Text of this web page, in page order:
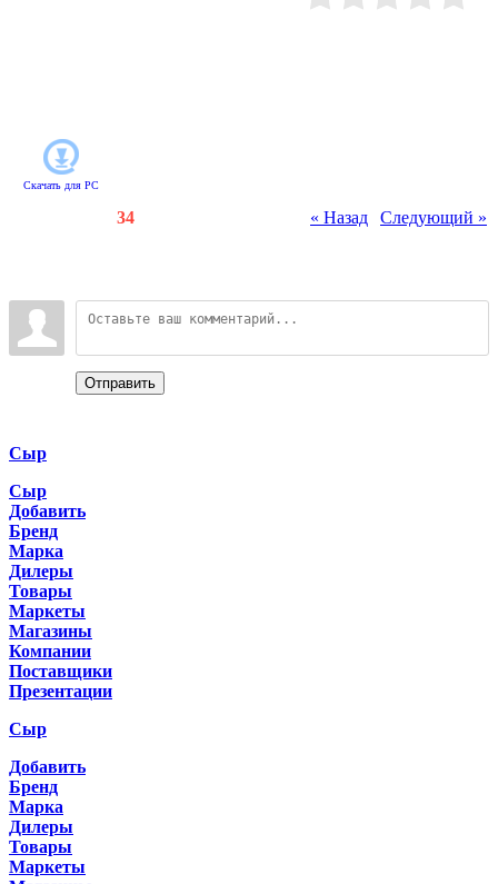
Скачать для PC
« Назад Следующий »
34
Отправить
Сыр
Сыр
Добавить
Бренд
Марка
Дилеры
Товары
Маркеты
Магазины
Компании
Поставщики
Презентации
Сыр
Добавить
Бренд
Марка
Дилеры
Товары
Маркеты